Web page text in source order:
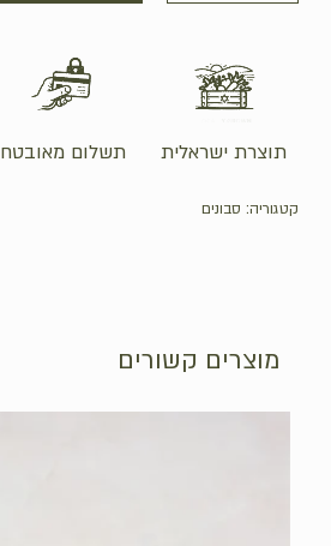
תשלום מאובטח תוצרת ישראלית
קטגוריה: סבונים
מוצרים קשורים